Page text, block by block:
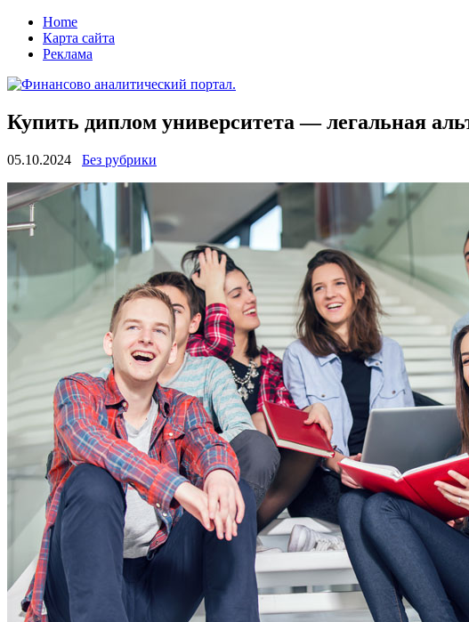
Home
Карта сайта
Реклама
Купить диплом университета — легальная
05.10.2024 Без рубрики